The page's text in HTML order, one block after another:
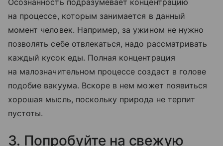
на процессе, которым занимается в данный
момент человек. Например, за ужином не нужно
позволять себе отвлекаться, надо рассматривать
каждый кусок еды. Полная концентрация
на малозначительном процессе создаст в голове
подобие вакуума. Вскоре в нем может появиться
хорошая мысль, поскольку природа не терпит
пустоты.
3. Попробуйте на свежую